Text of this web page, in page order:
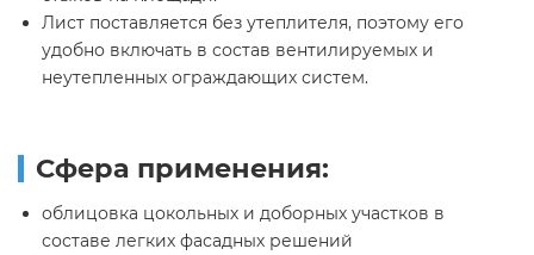
Лист поставляется без утеплителя, поэтому его
удобно включать в состав вентилируемых и
неутепленных ограждающих систем.
Сфера применения:
облицовка цокольных и доборных участков в
составе легких фасадных решений